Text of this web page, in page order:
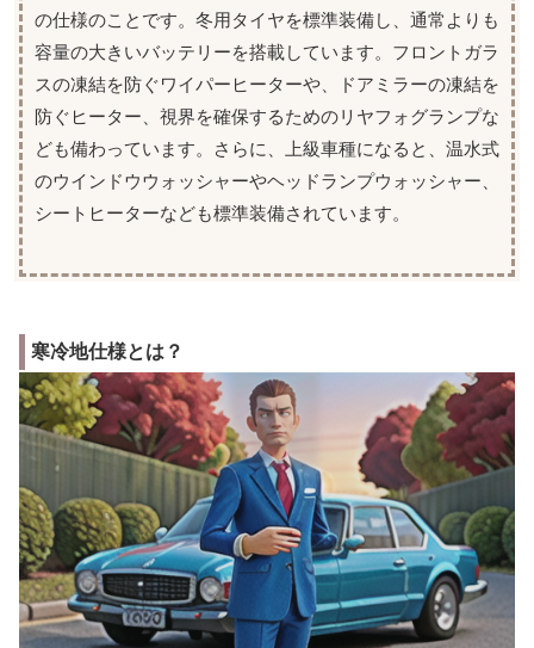
の仕様のことです。冬用タイヤを標準装備し、通常よりも
容量の大きいバッテリーを搭載しています。フロントガラ
スの凍結を防ぐワイパーヒーターや、ドアミラーの凍結を
防ぐヒーター、視界を確保するためのリヤフォグランプな
ども備わっています。さらに、上級車種になると、温水式
のウインドウウォッシャーやヘッドランプウォッシャー、
シートヒーターなども標準装備されています。
寒冷地仕様とは？